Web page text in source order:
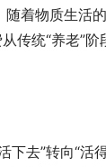
着物质生活的
传统“养老”阶
去”转向“活得